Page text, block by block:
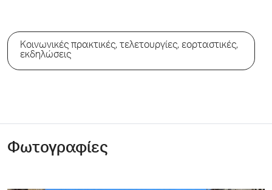
Κοινωνικές πρακτικές, τελετουργίες, εορταστικές,
εκδηλώσεις
Φωτογραφίες